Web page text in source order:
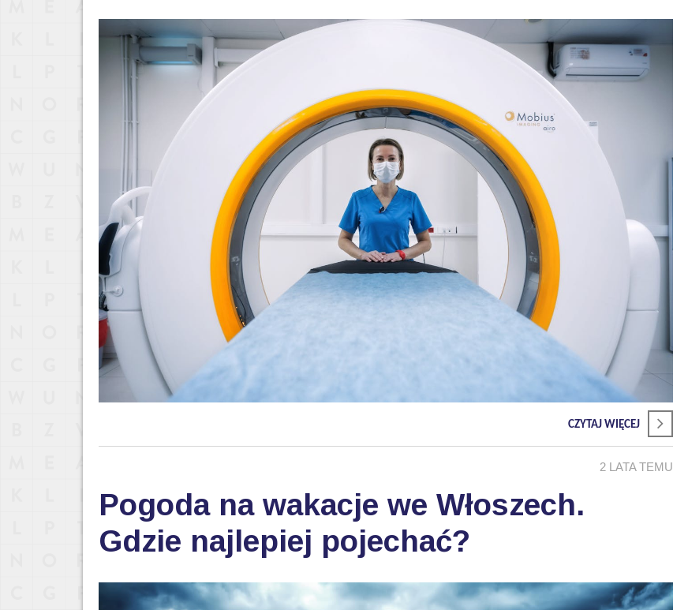
CZYTAJ WIĘCEJ
2 LATA TEMU
Pogoda na wakacje we Włoszech.
Gdzie najlepiej pojechać?